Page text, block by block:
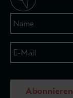
Abonnieren